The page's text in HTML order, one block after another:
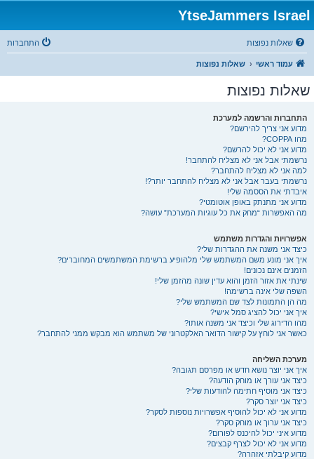
YtseJammers Israel
שאלות נפוצות התחברות
עמוד ראשי שאלות נפוצות
שאלות נפוצות
התחברות והרשמה למערכת
מדוע אני צריך להירשם?
מהו COPPA?
מדוע אני לא יכול להרשם?
נרשמתי אבל אני לא מצליח להתחבר!
למה אני לא מצליח להתחבר?
נרשמתי בעבר אבל אני לא מצליח להתחבר יותר?!
איבדתי את הססמה שלי!
מדוע אני מתנתק באופן אוטומטי?
מה האפשרות “מחק את כל עוגיות המערכת” עושה?
אפשרויות והגדרות משתמש
כיצד אני משנה את ההגדרות שלי?
איך אני מונע משם המשתמש שלי מלהופיע ברשימת המשתמשים המחוברים?
הזמנים אינם נכונים!
שינתי את אזור הזמן והוא עדין שונה מהזמן שלי!
השפה שלי אינה ברשימה!
מה הן התמונות לצד שם המשתמש שלי?
איך אני יכול להציג סמל אישי?
מהו הדירוג שלי וכיצד אני משנה אותו?
כאשר אני לוחץ על קישור הדואר האלקטרוני של משתמש הוא מבקש ממני להתחבר?
מערכת השליחה
איך אני יוצר נושא חדש או מפרסם תגובה?
כיצד אני עורך או מוחק הודעה?
כיצד אני מוסיף חתימה להודעות שלי?
כיצד אני יוצר סקר?
מדוע אני לא יכול להוסיף אפשרויות נוספות לסקר?
כיצד אני ערוך או מוחק סקר?
מדוע איני יכול להיכנס לפורום?
מדוע אני לא יכול לצרף קבצים?
מדוע קיבלתי אזהרה?